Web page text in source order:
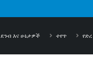
ደንብ እና ሁኔታዎች ተየጥ